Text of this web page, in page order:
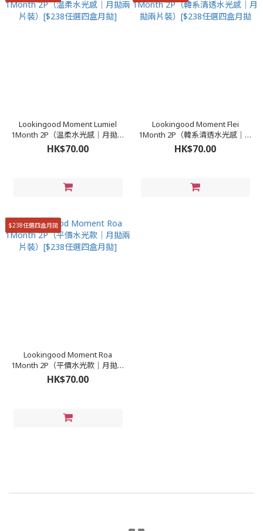
Lookingood Moment Lumiel
1Month 2P（温柔水光感｜月拋兩
片裝）[$238任選四盒月拋]
HK$70.00
Lookingood Moment Flei
1Month 2P（韓系清透水光感｜月
拋兩片裝）[$238任選四盒月拋
HK$70.00
$238任選四盒月拋
Lookingood Moment Roa
1Month 2P（平價水光款｜月拋兩
片裝）[$238任選四盒月拋]
HK$70.00